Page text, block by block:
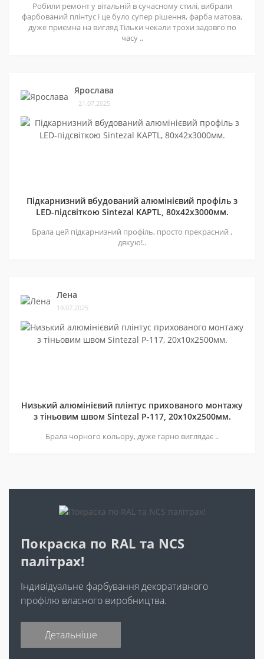
Робили ремонт у вітальній в сучасному стилі, вибрали
фарбований плінтус і це було супер рішення, фарба матова,
дуже приємна на вигляд Тільки чекали трохи задовго по
часу ..
Ярослава
21.07.2025
Підкарнизний вбудований алюмінієвий профіль з
LED-підсвіткою Sintezal KAPTL, 80х42x3000мм.
Брала цей підкарнизний профіль, просто прекрасний ,
дякую!..
Лена
19.07.2025
Низький алюмінієвий плінтус прихованого монтажу
з тіньовим швом Sintezal P-117, 20х10х2500мм.
Брала чорного кольору, дуже гарно виглядає ..
Покраска по RAL та NCS
палітрах!
Індивідуальне фарбування декоративного
профілю власного виробництва.
Детальніше